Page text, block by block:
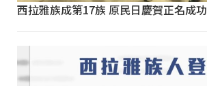
西拉雅族成第17族 原民日慶賀正名成功